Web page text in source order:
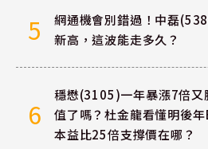
5
網通機會別錯過！中磊
新高，這波能走多久？
6
穩懋(3105)一年暴漲7倍又
值了嗎？杜金龍看懂明後年
本益比25倍支撐價在哪？